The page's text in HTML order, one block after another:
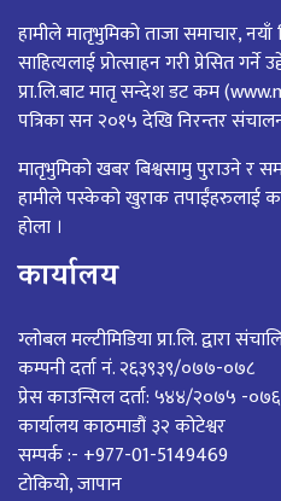
हामीले मातृभुमिको ताजा समाचार,
साहित्यलाई प्रोत्साहन गरी प्रेसित गर्ने
प्रा.लि.बाट मातृ सन्देश डट कम
पत्रिका सन २०१५ देखि निरन्तर
मातृभुमिको खबर बिश्वसामु पुराउने र
हामीले पस्केको खुराक तपाईंहरुलाई
होला ।
कार्यालय
ग्लोबल मल्टीमिडिया प्रा.लि. द्वारा
कम्पनी दर्ता नं. २६३९३९/०७७-०७८
प्रेस काउन्सिल दर्ता: ५४४/२०७५ -०७६
कार्यालय काठमाडौं ३२ कोटेश्वर
सम्पर्क :- +977-01-5149469
टोकियो, जापान